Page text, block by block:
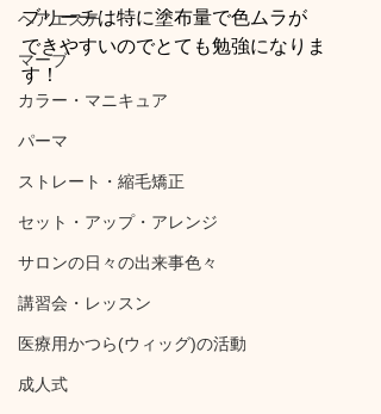
ヘアエステ
マーブ
カラー・マニキュア
パーマ
ストレート・縮毛矯正
セット・アップ・アレンジ
サロンの日々の出来事色々
講習会・レッスン
医療用かつら(ウィッグ)の活動
成人式
ブリーチは特に塗布量で色ムラが
できやすいのでとても勉強になりま
す！